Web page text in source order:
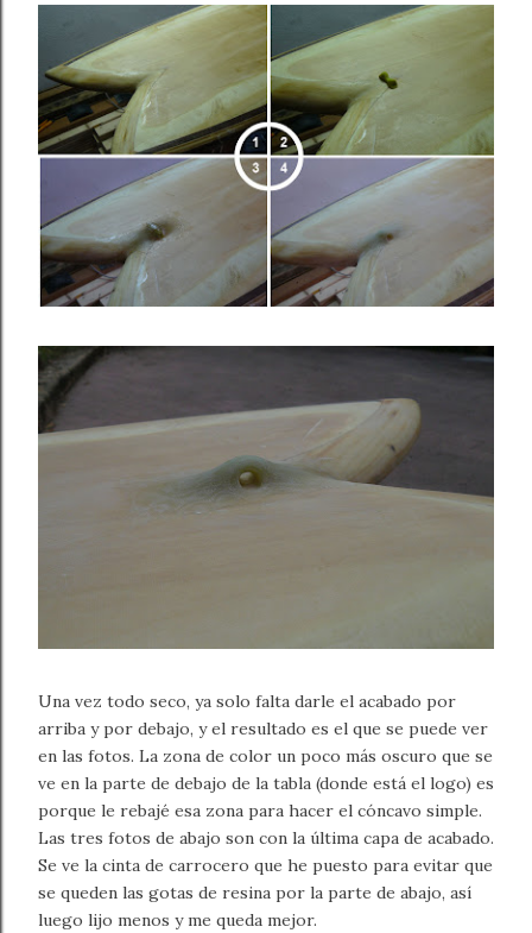
Una vez todo seco, ya solo falta darle el acabado por
arriba y por debajo, y el resultado es el que se puede ver
en las fotos. La zona de color un poco más oscuro que se
ve en la parte de debajo de la tabla (donde está el logo) es
porque le rebajé esa zona para hacer el cóncavo simple.
Las tres fotos de abajo son con la última capa de acabado.
Se ve la cinta de carrocero que he puesto para evitar que
se queden las gotas de resina por la parte de abajo, así
luego lijo menos y me queda mejor.